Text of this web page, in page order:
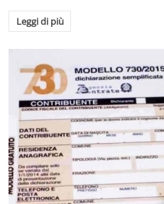
Leggi di più